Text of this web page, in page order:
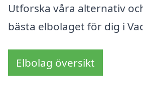
Utforska våra alternativ
bästa elbolaget för dig i
Elbolag översikt